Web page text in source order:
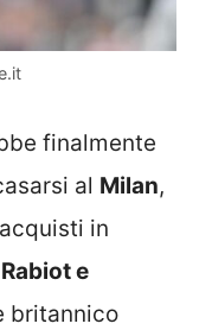
finalmente
al Milan,
in
e
britannico